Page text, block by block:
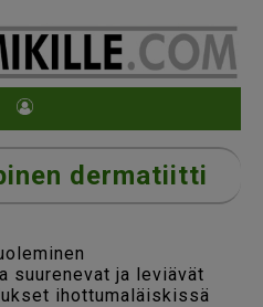
dermatiitti
suurenevat ja leviävät
ihottumaläiskissä